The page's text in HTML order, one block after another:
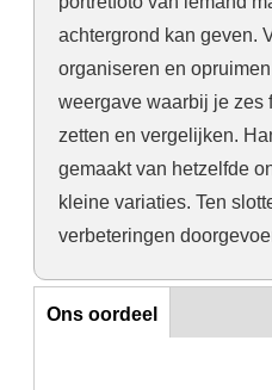
achtergrond kan geven.
organiseren en
weergave waarbij je zes
zetten en vergelijken.
gemaakt van hetzelfde
kleine variaties. Ten
verbeteringen
Horizontal Tabs
Ons oordeel